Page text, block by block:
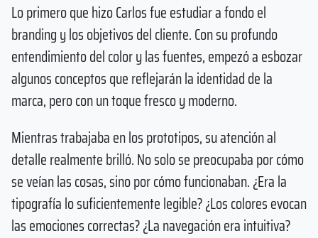
Lo primero que hizo Carlos fue estudiar a fondo el
branding y los objetivos del cliente. Con su profundo
entendimiento del color y las fuentes, empezó a esbozar
algunos conceptos que reflejarán la identidad de la
marca, pero con un toque fresco y moderno.
Mientras trabajaba en los prototipos, su atención al
detalle realmente brilló. No solo se preocupaba por cómo
se veían las cosas, sino por cómo funcionaban. ¿Era la
tipografía lo suficientemente legible? ¿Los colores evocan
las emociones correctas? ¿La navegación era intuitiva?